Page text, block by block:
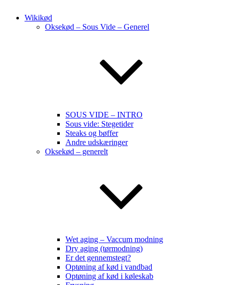
Wikikød
Oksekød – Sous Vide – Generel
SOUS VIDE – INTRO
Sous vide: Stegetider
Steaks og bøffer
Andre udskæringer
Oksekød – generelt
Wet aging – Vaccum modning
Dry aging (tørmodning)
Er det gennemstegt?
Optøning af kød i vandbad
Optøning af kød i køleskab